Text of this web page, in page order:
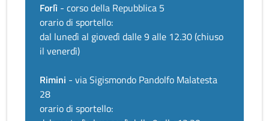
Forlì - corso della Repubblica 5
orario di sportello:
dal lunedì al giovedì dalle 9 alle 12.30 (chiuso
il venerdì)
Rimini - via Sigismondo Pandolfo Malatesta
28
orario di sportello: